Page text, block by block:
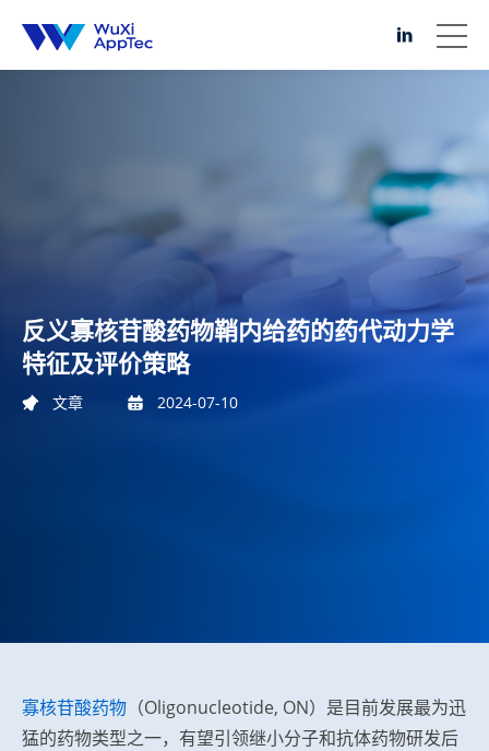
反义寡核苷酸药物鞘内给药的药代动力学
特征及评价策略
文章 2024-07-10
寡核苷酸药物 （Oligonucleotide, ON）是目前发展最为迅
猛的药物类型之一，有望引领继小分子和抗体药物研发后